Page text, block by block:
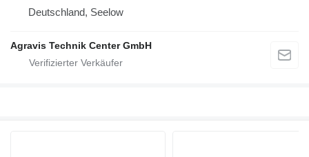
Deutschland, Seelow
Agravis Technik Center GmbH